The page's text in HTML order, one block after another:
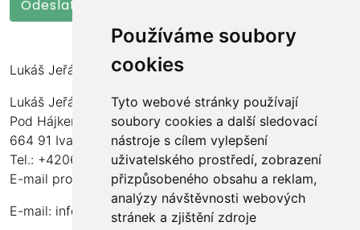
Používáme soubory
cookies
Tyto webové stránky používají
soubory cookies a další sledovací
nástroje s cílem vylepšení
uživatelského prostředí, zobrazení
přizpůsobeného obsahu a reklam,
analýzy návštěvnosti webových
stránek a zjištění zdroje
Lukáš Jeřábek
Lukáš Jeřábek
Pod Hájkem 77/97
664 91 Ivančice
Tel.: +420606190173
E-mail pro montáže: montaze@ecosolartechnology.cz
E-mail: info@ecosolartechnology.cz